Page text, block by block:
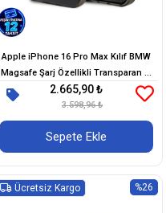
Apple iPhone 16 Pro Max Kılıf BMW
Magsafe Şarj Özellikli Transparan M
Dizayn Orjinal Lisanslı Kapak
2.665,90 ₺
3.598,96 ₺
Sepete Ekle
%26
Ücretsiz Kargo